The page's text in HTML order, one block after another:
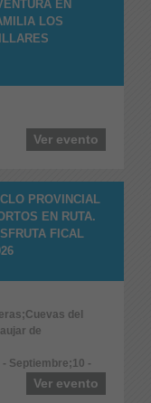
EN
LOS
Ver evento
PROVINCIAL
EN RUTA.
FICAL
del
de
Septiembre;10 -
Ver evento